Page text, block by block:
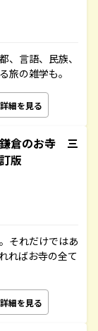
、言語、民族、
旅の雑学も。
詳細を見る
倉のお寺 三
版
それだけではあ
ればお寺の全て
詳細を見る